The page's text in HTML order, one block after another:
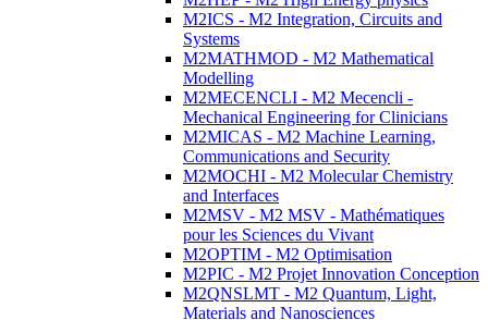
M2ICS - M2 Integration, Circuits and
Systems
M2MATHMOD - M2 Mathematical
Modelling
M2MECENCLI - M2 Mecencli -
Mechanical Engineering for Clinicians
M2MICAS - M2 Machine Learning,
Communications and Security
M2MOCHI - M2 Molecular Chemistry
and Interfaces
M2MSV - M2 MSV - Mathématiques
pour les Sciences du Vivant
M2OPTIM - M2 Optimisation
M2PIC - M2 Projet Innovation Conception
M2QNSLMT - M2 Quantum, Light,
Materials and Nanosciences